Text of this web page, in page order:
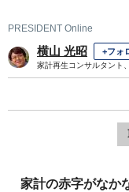
PRESIDENT Online
横山 光昭 +フォ
家計再生コンサルタント
家計の赤字がなか